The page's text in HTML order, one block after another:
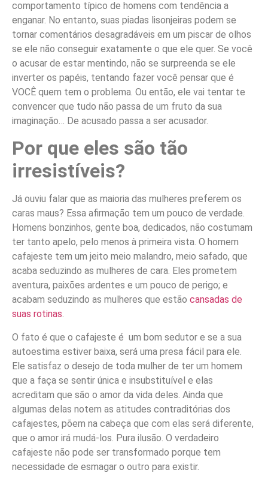
comportamento típico de homens com tendência a
enganar. No entanto, suas piadas lisonjeiras podem se
tornar comentários desagradáveis em um piscar de olhos
se ele não conseguir exatamente o que ele quer. Se você
o acusar de estar mentindo, não se surpreenda se ele
inverter os papéis, tentando fazer você pensar que é
VOCÊ quem tem o problema. Ou então, ele vai tentar te
convencer que tudo não passa de um fruto da sua
imaginação… De acusado passa a ser acusador.
Por que eles são tão
irresistíveis?
Já ouviu falar que as maioria das mulheres preferem os
caras maus? Essa afirmação tem um pouco de verdade.
Homens bonzinhos, gente boa, dedicados, não costumam
ter tanto apelo, pelo menos à primeira vista. O homem
cafajeste tem um jeito meio malandro, meio safado, que
acaba seduzindo as mulheres de cara. Eles prometem
aventura, paixões ardentes e um pouco de perigo; e
acabam seduzindo as mulheres que estão cansadas de
suas rotinas.
O fato é que o cafajeste é um bom sedutor e se a sua
autoestima estiver baixa, será uma presa fácil para ele.
Ele satisfaz o desejo de toda mulher de ter um homem
que a faça se sentir única e insubstituível e elas
acreditam que são o amor da vida deles. Ainda que
algumas delas notem as atitudes contraditórias dos
cafajestes, põem na cabeça que com elas será diferente,
que o amor irá mudá-los. Pura ilusão. O verdadeiro
cafajeste não pode ser transformado porque tem
necessidade de esmagar o outro para existir.